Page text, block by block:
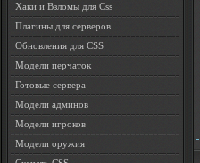
Хаки и Взломы для Css
Плагины для серверов
Обновления для CSS
Модели перчаток
Готовые сервера
Модели админов
Модели игроков
Модели оружия